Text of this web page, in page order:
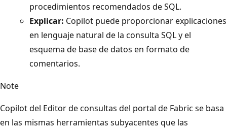
procedimientos recomendados de SQL.
Explicar: Copilot puede proporcionar explicaciones
en lenguaje natural de la consulta SQL y el
esquema de base de datos en formato de
comentarios.
Note
Copilot del Editor de consultas del portal de Fabric se basa
en las mismas herramientas subyacentes que las